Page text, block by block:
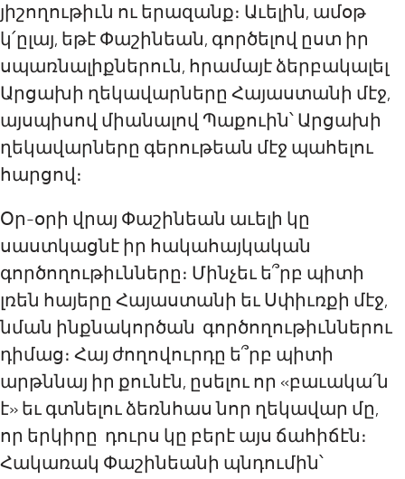
յիշողութիւն ու երազանք։ Աւելին, ամօթ
կ՛ըլայ, եթէ Փաշինեան, գործելով ըստ իր
սպառնալիքներուն, հրամայէ ձերբակալել
Արցախի ղեկավարները Հայաստանի մէջ,
այսպիսով միանալով Պաքուին՝ Արցախի
ղեկավարները գերութեան մէջ պահելու
հարցով։
Օր-օրի վրայ Փաշինեան աւելի կը
սաստկացնէ իր հակահայկական
գործողութիւնները։ Մինչեւ ե՞րբ պիտի
լռեն հայերը Հայաստանի եւ Սփիւռքի մէջ,
նման ինքնակործան գործողութիւններու
դիմաց։ Հայ ժողովուրդը ե՞րբ պիտի
արթննայ իր քունէն, ըսելու որ «բաւակա՛ն
է» եւ գտնելու ձեռնհաս նոր ղեկավար մը,
որ երկիրը դուրս կը բերէ այս ճահիճէն։
Հակառակ Փաշինեանի պնդումին՝